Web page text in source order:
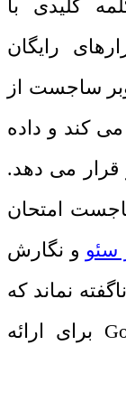
کلیدی با
رایگان
ساجست از
می کند و داده
قرار می دهد.
امتحان
سئو و نگارش
نماند که
برای ارائه